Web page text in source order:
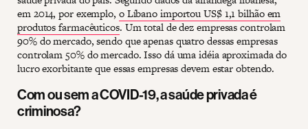
em 2014, por exemplo, o Líbano importou US$ 1,1 bilhão em
produtos farmacêuticos. Um total de dez empresas controlam
90% do mercado, sendo que apenas quatro dessas empresas
controlam 50% do mercado. Isso dá uma idéia aproximada do
lucro exorbitante que essas empresas devem estar obtendo.
Com ou sem a COVID-19, a saúde privada é
criminosa?